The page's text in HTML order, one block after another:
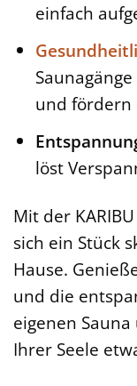
einfach
und fördern
löst
Mit der
sich ein Stück
Hause.
und die
eigenen
Ihrer Seele